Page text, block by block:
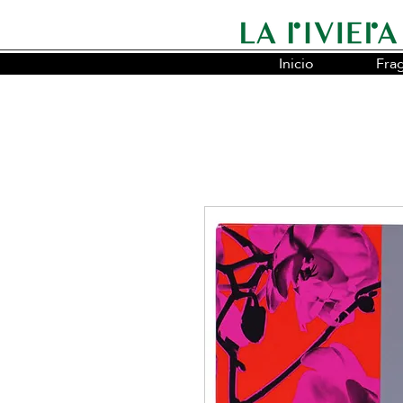
Somos la cadena líder en
Inicio